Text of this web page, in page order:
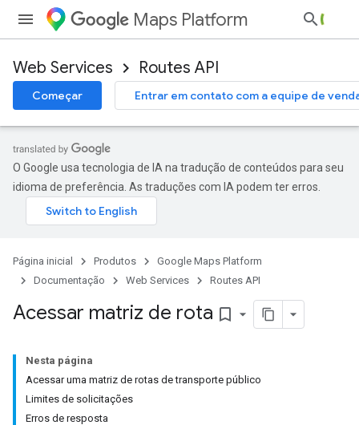
Maps Platform
Web Services Routes API
Começar Entrar em contato com a equipe de
O Google usa tecnologia de IA na tradução de conteúdos para seu
idioma de preferência. As traduções com IA podem ter erros.
Página inicial Produtos
Google Maps Platform
Documentação
Web Services Routes API
Acessar matriz de rota bookmark_border
Nesta página
Acessar uma matriz de rotas de transporte público
Limites de solicitações
Erros de resposta